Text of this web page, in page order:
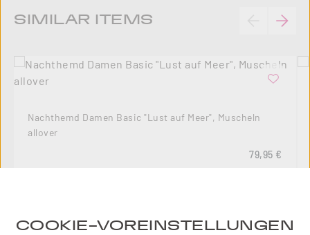
Produktgalerie überspringen
SIMILAR ITEMS
Nachthemd Damen Basic "Lust auf Meer", Muscheln
allover
Regulärer
79,95 €
COOKIE-VOREINSTELLUNGEN